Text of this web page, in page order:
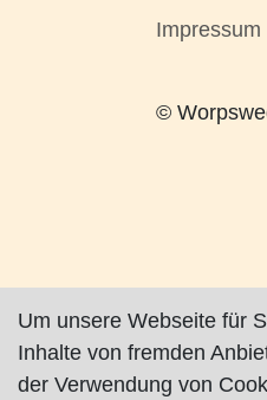
Impressum
©
Um unsere Webseite für
Inhalte von fremden
der Verwendung von